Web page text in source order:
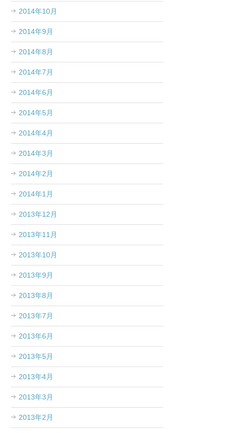
2014年10月
2014年9月
2014年8月
2014年7月
2014年6月
2014年5月
2014年4月
2014年3月
2014年2月
2014年1月
2013年12月
2013年11月
2013年10月
2013年9月
2013年8月
2013年7月
2013年6月
2013年5月
2013年4月
2013年3月
2013年2月